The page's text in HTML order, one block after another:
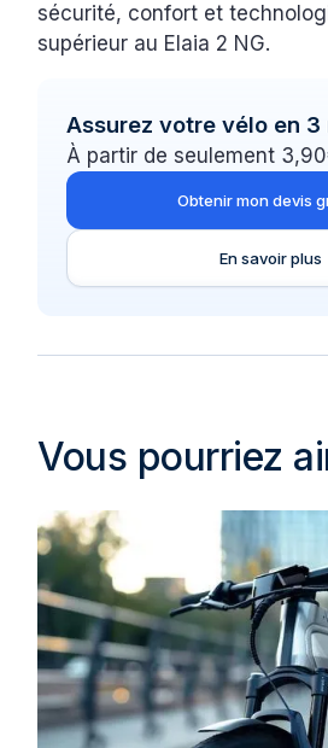
sécurité, confort et
supérieur au Elaia 2 NG.
Assurez votre vélo en 3
À partir de seulement
Obtenir mon devis
En savoir plus
Vous pourriez